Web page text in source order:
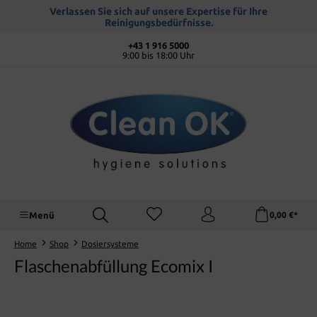
springenVerlassen Sie sich auf unsere Expertise für Ihre
Reinigungsbedürfnisse.
+43 1 916 5000
9:00 bis 18:00 Uhr
Menü 0,00 €*
Home Shop Dosiersysteme
Flaschenabfüllung Ecomix I